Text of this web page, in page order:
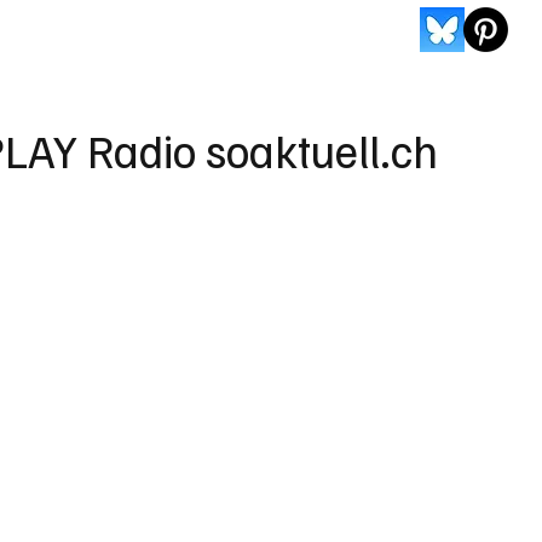
Radio soaktuell.ch